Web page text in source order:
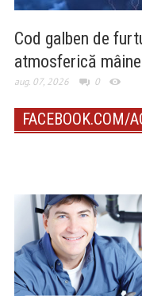
Cod galben de
atmosferică
aug. 07, 2026 0
FACEBOOK.COM/